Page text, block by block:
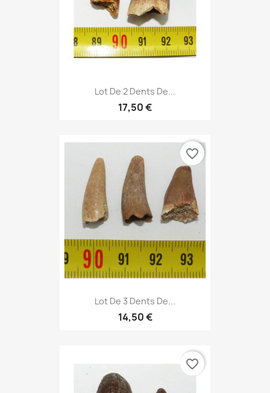
Lot De 2 Dents De...
17,50 €
Lot De 3 Dents De...
14,50 €
favorite_border
favorite_border